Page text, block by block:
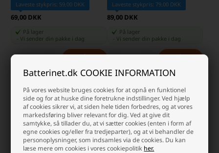
Batterinet.dk COOKIE INFORMATION
På vores website bruges cookies for at opnå en funktionel
side og for at huske dine foretrukne indstillinger. Ved hjælp
af cookies sikrer vi, at siden hele tiden forbedres, og at vores
markedsføring bliver relevant for dig. Ved at give dit
samtykke, så tillader du, at vi sætter cookies (enten i form af
egne cookies og/eller fra tredjeparter), og at vi behandler de
personoplysninger, som indsamles via de cookies. Du kan
læse mere om cookies i vores cookiepolitik her.
Laveste stykpris: 59,00 DKK
69,00 DKK
På lager
-Vi sender din pakke i dag
- +
Laveste stykpris: 79,00 DKK
89,00 DKK
På lager
Vi sender din pakke i dag
- +